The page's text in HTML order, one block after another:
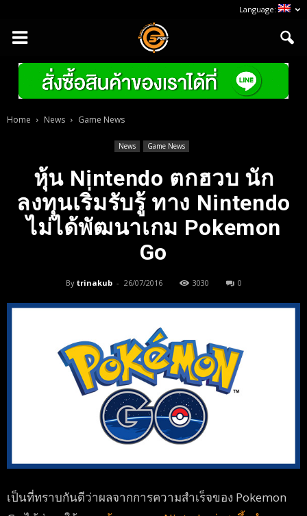
Language:
Home News Game News
News Game News
หุ้น Nintendo ตกฮวบ นัก
ลงทุนเริ่มรับรู้ ทาง Nintendo
ไม่ได้พัฒนาเกม Pokemon
Go
By trinakub - 26/07/2016 3030 0
เป็นที่ทราบกันดีว่าผลจากการความสำเร็จของ Pokemon